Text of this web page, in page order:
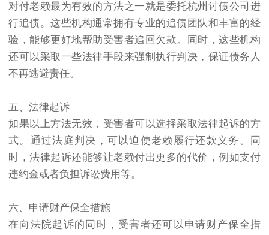
对付老赖最为有效的方法之一就是委托杭州讨债公司进
行追债。这些机构通常拥有专业的追债团队和丰富的经
验，能够更好地帮助受害者追回欠款。同时，这些机构
还可以采取一些法律手段来强制执行判决，保证债务人
不再逃避责任。
五、法律起诉
如果以上方法无效，受害者可以选择采取法律起诉的方
式。通过法庭判决，可以迫使老赖履行还款义务。同
时，法律起诉还能够让老赖付出更多的代价，例如支付
违约金或者负担诉讼费用等。
六、申请财产保全措施
在向法院起诉的同时，受害者还可以申请财产保全措